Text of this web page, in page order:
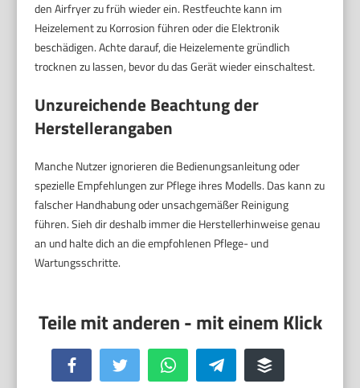
den Airfryer zu früh wieder ein. Restfeuchte kann im
Heizelement zu Korrosion führen oder die Elektronik
beschädigen. Achte darauf, die Heizelemente gründlich
trocknen zu lassen, bevor du das Gerät wieder einschaltest.
Unzureichende Beachtung der
Herstellerangaben
Manche Nutzer ignorieren die Bedienungsanleitung oder
spezielle Empfehlungen zur Pflege ihres Modells. Das kann zu
falscher Handhabung oder unsachgemäßer Reinigung
führen. Sieh dir deshalb immer die Herstellerhinweise genau
an und halte dich an die empfohlenen Pflege- und
Wartungsschritte.
Facebook Twitter WhatsApp Telegram Buffer